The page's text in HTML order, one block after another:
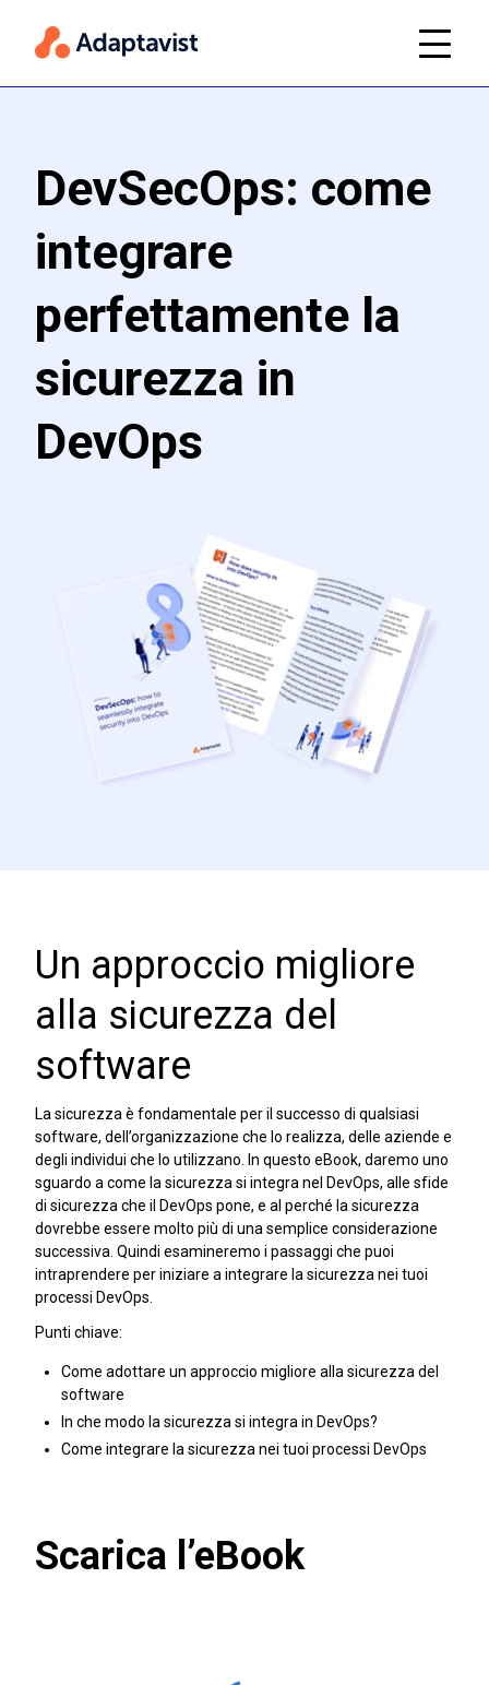
DevSecOps: come
integrare
perfettamente la
sicurezza in
DevOps
Un approccio migliore
alla sicurezza del
software
La sicurezza è fondamentale per il successo di qualsiasi
software, dell’organizzazione che lo realizza, delle aziende e
degli individui che lo utilizzano. In questo eBook, daremo uno
sguardo a come la sicurezza si integra nel DevOps, alle sfide
di sicurezza che il DevOps pone, e al perché la sicurezza
dovrebbe essere molto più di una semplice considerazione
successiva. Quindi esamineremo i passaggi che puoi
intraprendere per iniziare a integrare la sicurezza nei tuoi
processi DevOps.
Punti chiave:
Come adottare un approccio migliore alla sicurezza del
software
In che modo la sicurezza si integra in DevOps?
Come integrare la sicurezza nei tuoi processi DevOps
Scarica l’eBook